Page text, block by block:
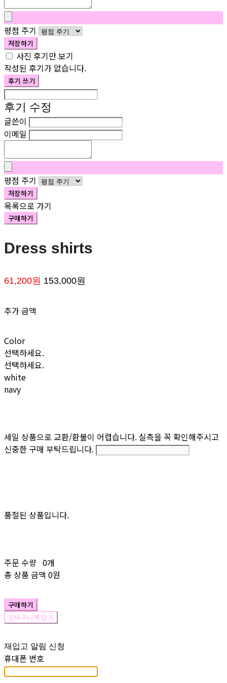
평점 주기
저장하기
사진 후기만 보기
작성된 후기가 없습니다.
후기 쓰기
후기 수정
글쓴이
이메일
평점 주기
저장하기
목록으로 가기
구매하기
Dress shirts
61,200원 153,000원
추가 금액
Color
선택하세요.
선택하세요.
white
navy
세일 상품으로 교환/환불이 어렵습니다. 실측을 꼭 확인해주시고
신중한 구매 부탁드립니다.
품절된 상품입니다.
주문 수량 0개
총 상품 금액 0원
구매하기
장바구니에 담기
재입고 알림 신청
휴대폰 번호